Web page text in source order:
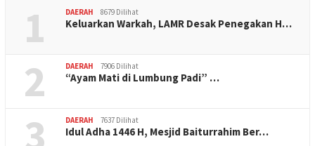
1 DAERAH 8679 Dilihat
Keluarkan Warkah, LAMR Desak Penegakan H…
2 DAERAH 7906 Dilihat
“Ayam Mati di Lumbung Padi” …
3 DAERAH 7637 Dilihat
Idul Adha 1446 H, Mesjid Baiturrahim Ber…